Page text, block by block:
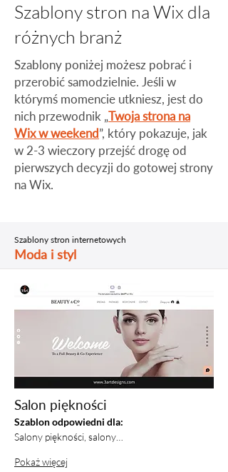
Szablony stron na Wix dla
różnych branż
​Szablony poniżej możesz pobrać i
przerobić samodzielnie. Jeśli w
którymś momencie utkniesz, jest do
nich przewodnik „Twoja strona na
Wix w weekend”, który pokazuje, jak
w 2-3 wieczory przejść drogę od
pierwszych decyzji do gotowej strony
na Wix.
Szablony stron internetowych
Moda i styl
Salon piękności
Szablon odpowiedni dla:
Salony piękności, salony…
Pokaż więcej